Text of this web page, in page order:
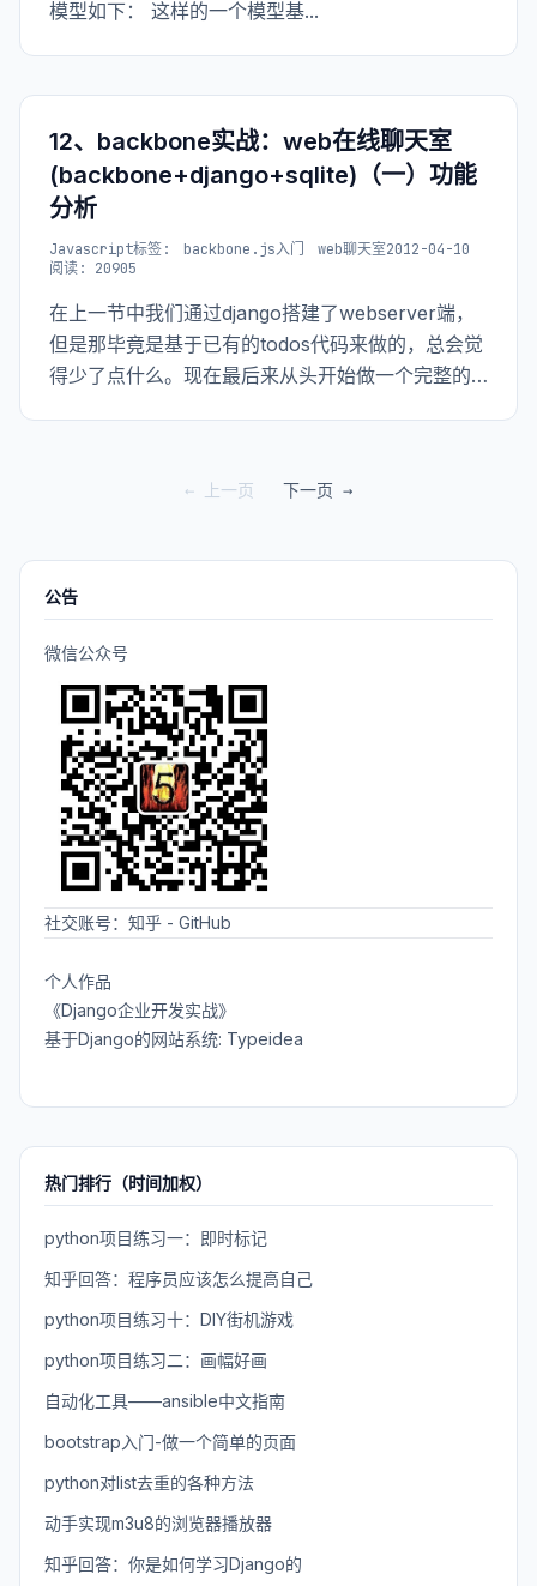
模型如下： 这样的一个模型基...
12、backbone实战：web在线聊天室
(backbone+django+sqlite)（一）功能
分析
Javascript标签: backbone.js入门 web聊天室2012-04-10
阅读: 20905
在上一节中我们通过django搭建了webserver端，
但是那毕竟是基于已有的todos代码来做的，总会觉
得少了点什么。现在最后来从头开始做一个完整的
← 上一页 下一页 →
公告
微信公众号
社交账号： 知乎 - GitHub
个人作品
《Django企业开发实战》
基于Django的网站系统: Typeidea
热门排行（时间加权）
python项目练习一：即时标记
知乎回答：程序员应该怎么提高自己
python项目练习十：DIY街机游戏
python项目练习二：画幅好画
自动化工具——ansible中文指南
bootstrap入门-做一个简单的页面
python对list去重的各种方法
动手实现m3u8的浏览器播放器
知乎回答：你是如何学习Django的